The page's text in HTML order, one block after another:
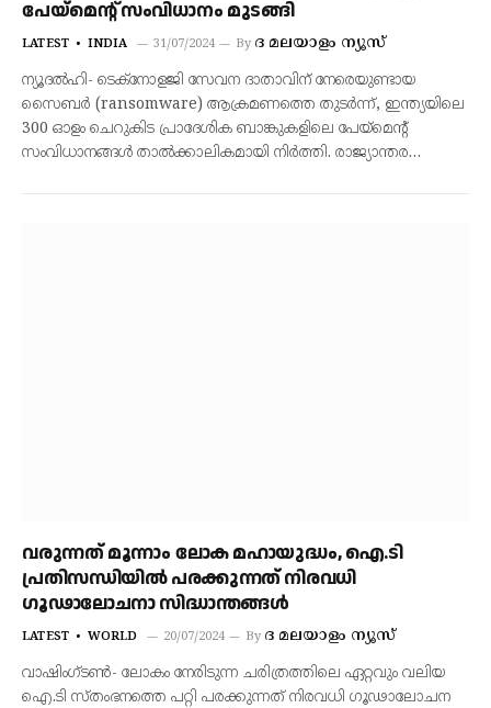
പേയ്മെന്റ് സംവിധാനം മുടങ്ങി
LATEST INDIA 31/07/2024 By ദ മലയാളം ന്യൂസ്
ന്യൂദൽഹി- ടെക്നോളജി സേവന ദാതാവിന് നേരെയുണ്ടായ
സൈബർ (ransomware) ആക്രമണത്തെ തുടർന്ന്, ഇന്ത്യയിലെ
300 ഓളം ചെറുകിട പ്രാദേശിക ബാങ്കുകളിലെ പേയ്‌മെൻ്റ്
സംവിധാനങ്ങൾ താൽക്കാലികമായി നിർത്തി. രാജ്യാന്തര…
വരുന്നത് മൂന്നാം ലോക മഹായുദ്ധം, ഐ.ടി
പ്രതിസന്ധിയിൽ പരക്കുന്നത് നിരവധി
ഗൂഢാലോചനാ സിദ്ധാന്തങ്ങൾ
LATEST WORLD 20/07/2024 By ദ മലയാളം ന്യൂസ്
വാഷിംഗ്ടൺ- ലോകം നേരിടുന്ന ചരിത്രത്തിലെ ഏറ്റവും വലിയ
ഐ.ടി സ്തംഭനത്തെ പറ്റി പരക്കുന്നത് നിരവധി ​ഗൂഢാലോചന